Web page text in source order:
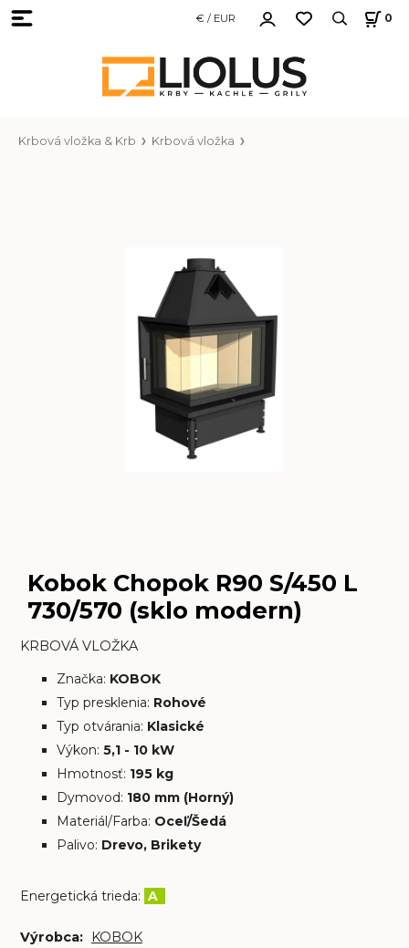
€ / EUR 0
Krbová vložka & Krb Krbová vložka
Kobok Chopok R90 S/450 L
730/570 (sklo modern)
KRBOVÁ VLOŽKA
Značka: KOBOK
Typ presklenia: Rohové
Typ otvárania: Klasické
Výkon: 5,1 - 10 kW
Hmotnosť: 195 kg
Dymovod: 180 mm (Horný)
Materiál/Farba: Oceľ/Šedá
Palivo: Drevo, Brikety
Energetická trieda: A
Výrobca: KOBOK